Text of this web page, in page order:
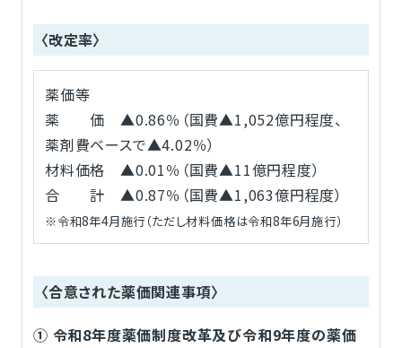
〈改定率〉
薬価等
薬 価 ▲0.86％（国費▲1,052億円程度、
薬剤費ベースで▲4.02％）
材料価格 ▲0.01％（国費▲11億円程度）
合 計 ▲0.87％（国費▲1,063億円程度）
※令和8年4月施行（ただし材料価格は令和8年6月施行）
〈合意された薬価関連事項〉
① 令和8年度薬価制度改革及び令和9年度の薬価